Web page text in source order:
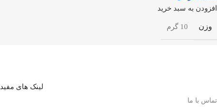
افزودن به سبد خرید
وزن 10 گرم
لینک های مفید
تماس با ما